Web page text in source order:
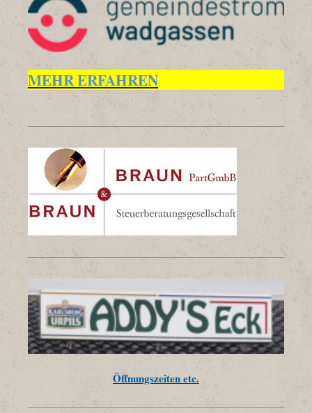
MEHR ERFAHREN
Öffnungszeiten etc.